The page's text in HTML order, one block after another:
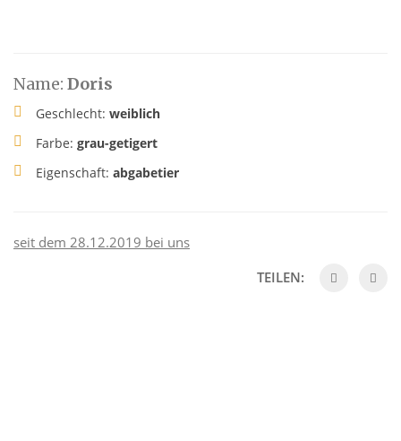
Name: Doris
Geschlecht: weiblich
Farbe: grau-getigert
Eigenschaft: abgabetier
seit dem 28.12.2019 bei uns
TEILEN: